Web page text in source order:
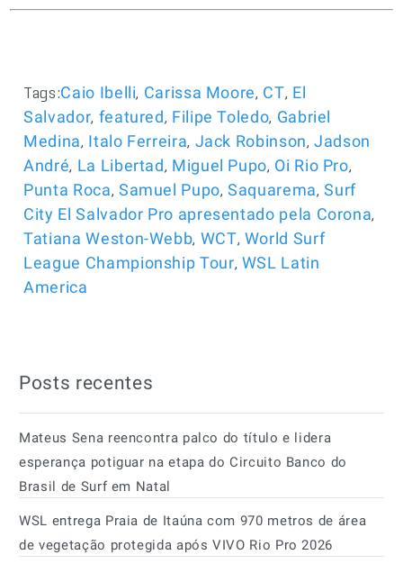
Tags:Caio Ibelli, Carissa Moore, CT, El
Salvador, featured, Filipe Toledo, Gabriel
Medina, Italo Ferreira, Jack Robinson,Jadson
André, La Libertad, Miguel Pupo, Oi Rio Pro,
Punta Roca, Samuel Pupo,Saquarema,Surf
City El Salvador Pro apresentado pela Corona,
Tatiana Weston-Webb, WCT, World Surf
League Championship Tour, WSL Latin
America
Posts recentes
Mateus Sena reencontra palco do título e lidera
esperança potiguar na etapa do Circuito Banco do
Brasil de Surf em Natal
WSL entrega Praia de Itaúna com 970 metros de área
de vegetação protegida após VIVO Rio Pro 2026